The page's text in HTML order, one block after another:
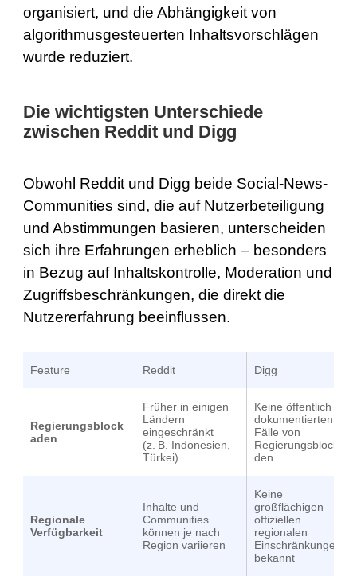
organisiert, und die Abhängigkeit von
algorithmusgesteuerten Inhaltsvorschlägen
wurde reduziert.
Die wichtigsten Unterschiede
zwischen Reddit und Digg
Obwohl Reddit und Digg beide Social-News-
Communities sind, die auf Nutzerbeteiligung
und Abstimmungen basieren, unterscheiden
sich ihre Erfahrungen erheblich – besonders
in Bezug auf Inhaltskontrolle, Moderation und
Zugriffsbeschränkungen, die direkt die
Nutzererfahrung beeinflussen.
Feature Reddit Digg
Regierungsblock
aden
Früher in einigen
Ländern
eingeschränkt
(z. B. Indonesien,
Türkei)
Keine öffentlich
dokumentierten
Fälle von
Regierungsblocka
den
Regionale
Verfügbarkeit
Inhalte und
Communities
können je nach
Region variieren
Keine
großflächigen
offiziellen
regionalen
Einschränkungen
bekannt